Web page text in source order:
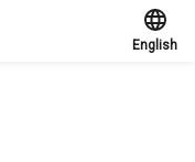
English